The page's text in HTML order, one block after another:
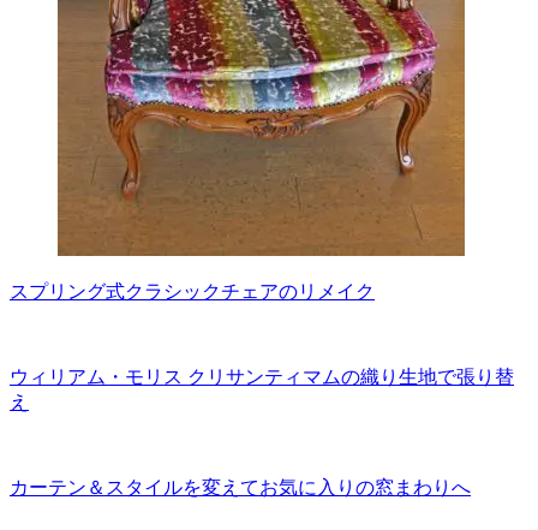
スプリング式クラシックチェアのリメイク
ウィリアム・モリス クリサンティマムの織り生地で張り替
え
カーテン＆スタイルを変えてお気に入りの窓まわりへ